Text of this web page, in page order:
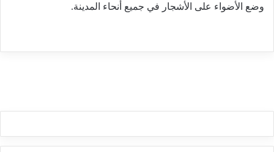
وضع الأضواء على الأشجار في جميع أنحاء المدينة.